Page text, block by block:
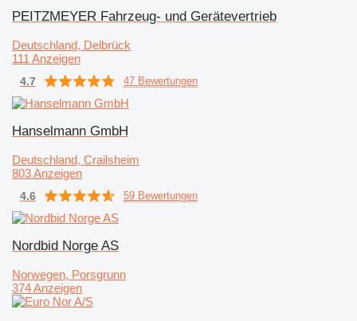
PEITZMEYER Fahrzeug- und Gerätevertrieb
Deutschland, Delbrück
111 Anzeigen
4.7 47 Bewertungen
Hanselmann GmbH
Deutschland, Crailsheim
803 Anzeigen
4.6 59 Bewertungen
Nordbid Norge AS
Norwegen, Porsgrunn
374 Anzeigen